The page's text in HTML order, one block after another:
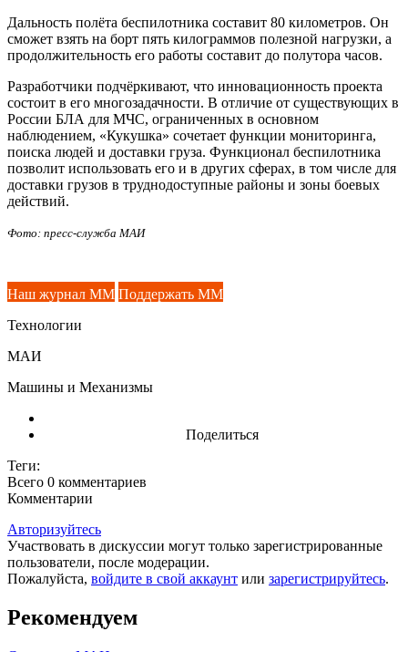
Дальность полёта беспилотника составит 80 километров. Он
сможет взять на борт пять килограммов полезной нагрузки, а
продолжительность его работы составит до полутора часов.
Разработчики подчёркивают, что инновационность проекта
состоит в его многозадачности. В отличие от существующих в
России БЛА для МЧС, ограниченных в основном
наблюдением, «Кукушка» сочетает функции мониторинга,
поиска людей и доставки груза. Функционал беспилотника
позволит использовать его и в других сферах, в том числе для
доставки грузов в труднодоступные районы и зоны боевых
действий.
Фото: пресс-служба МАИ
Наш журнал ММ Поддержать ММ
Технологии
МАИ
Машины и Механизмы
Поделиться
Теги:
Всего 0 комментариев
Комментарии
Авторизуйтесь
Участвовать в дискуссии могут только зарегистрированные
пользователи, после модерации.
Пожалуйста, войдите в свой аккаунт или зарегистрируйтесь.
Рекомендуем